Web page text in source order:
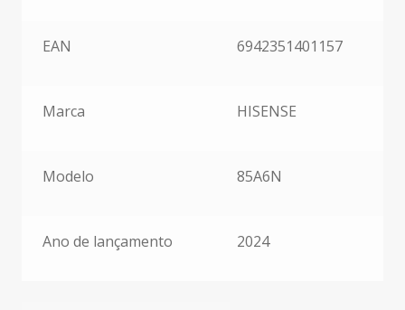
EAN 6942351401157
Marca HISENSE
Modelo 85A6N
Ano de lançamento 2024